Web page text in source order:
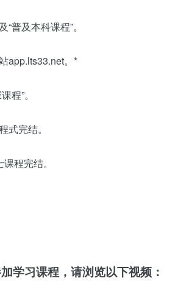
普及本科课程”。
app.lts33.net。*
程”。
式完结。
程完结。
学习课程，请浏览以下视频：